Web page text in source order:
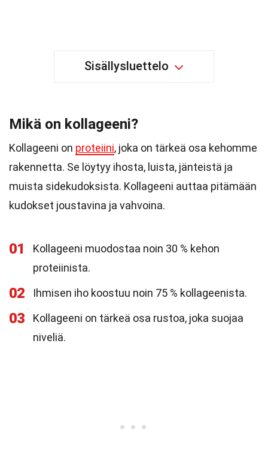
Sisällysluettelo
Mikä on kollageeni?
Kollageeni on proteiini, joka on tärkeä osa kehomme
rakennetta. Se löytyy ihosta, luista, jänteistä ja
muista sidekudoksista. Kollageeni auttaa pitämään
kudokset joustavina ja vahvoina.
01
Kollageeni muodostaa noin 30 % kehon
proteiinista.
02 Ihmisen iho koostuu noin 75 % kollageenista.
03
Kollageeni on tärkeä osa rustoa, joka suojaa
niveliä.